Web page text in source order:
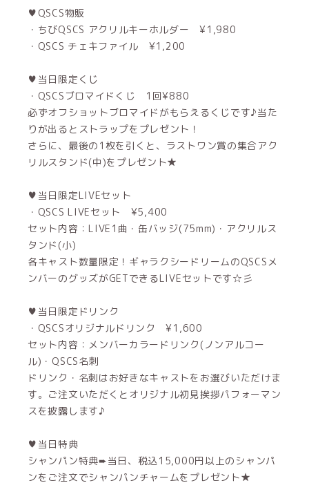
♥QSCS物販
・ちびQSCS アクリルキーホルダー ¥1,980
・QSCS チェキファイル ¥1,200
♥当日限定くじ
・QSCSブロマイドくじ 1回¥880
必ずオフショットブロマイドがもらえるくじです♪当た
りが出るとストラップをプレゼント！
さらに、最後の1枚を引くと、ラストワン賞の集合アク
リルスタンド(中)をプレゼント★
♥当日限定LIVEセット
・QSCS LIVEセット ¥5,400
セット内容：LIVE1曲・缶バッジ(75mm)・アクリルス
タンド(小)
各キャスト数量限定！ギャラクシードリームのQSCSメ
ンバーのグッズがGETできるLIVEセットです☆彡
♥当日限定ドリンク
・QSCSオリジナルドリンク ¥1,600
セット内容：メンバーカラードリンク(ノンアルコー
ル)・QSCS名刺
ドリンク・名刺はお好きなキャストをお選びいただけま
す。ご注文いただくとオリジナル初見挨拶パフォーマン
スを披露します♪
♥当日特典
シャンパン特典➨当日、税込15,000円以上のシャンパ
ンをご注文でシャンパンチャームをプレゼント★